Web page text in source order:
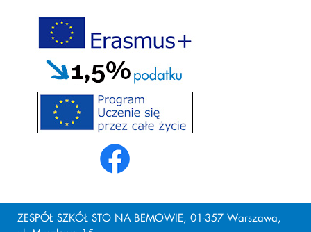
ZESPÓŁ SZKÓŁ STO NA BEMOWIE, 01-357 Warszawa,